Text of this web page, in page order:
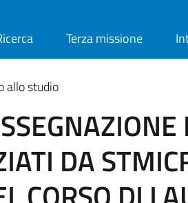
Terza missione
allo studio
DA